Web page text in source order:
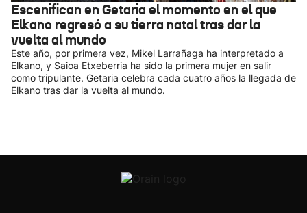
Escenifican en Getaria el momento en el que
Elkano regresó a su tierra natal tras dar la
vuelta al mundo
Este año, por primera vez, Mikel Larrañaga ha interpretado a
Elkano, y Saioa Etxeberria ha sido la primera mujer en salir
como tripulante. Getaria celebra cada cuatro años la llegada de
Elkano tras dar la vuelta al mundo.